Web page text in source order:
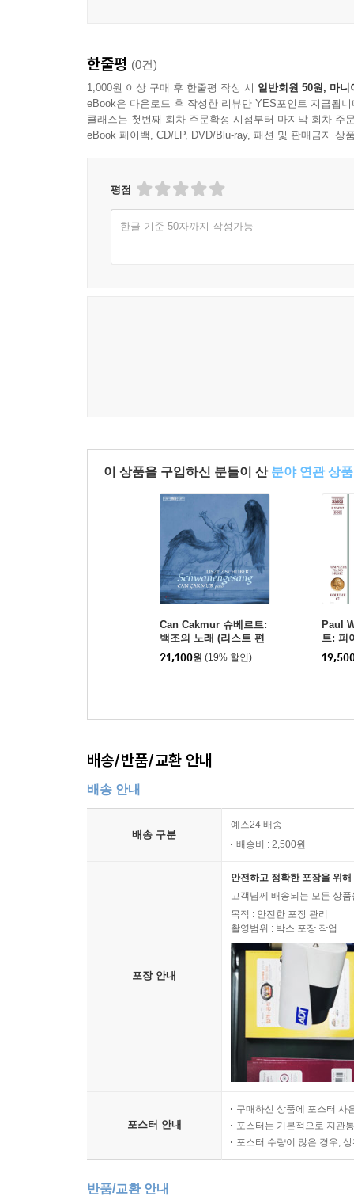
한줄평 (0건)
1,000원 이상 구매 후 한줄평 작성 시 일반회원 50원, 마니
eBook은 다운로드 후 작성한 리뷰만 YES포인트 지급됩니
클래스는 첫번째 회차 주문확정 시점부터 마지막 회차 주
eBook 페이백, CD/LP, DVD/Blu-ray, 패션 및 판매금지 상
평점
한글 기준 50자까지 작성가능
이 상품을 구입하신 분들이 산 분야 연관 상품
Can Cakmur 슈베르트:
백조의 노래 (리스트 편
곡) (Schubert - Liszt: S
chwanengesang)
21,100원 (19% 할인)
Paul
트: 피
집
no
배송/반품/교환 안내
배송 안내
배송 구분
예스24 배송
배송비 : 2,500원
포장 안내
안전하고 정확한 포장을 위
고객님께 배송되는 모든 상
목적 : 안전한 포장 관리
촬영범위 : 박스 포장 작업
포스터 안내
구매하신 상품에 포스터 사
포스터는 기본적으로 지관
포스터 수량이 많은 경우,
반품/교환 안내